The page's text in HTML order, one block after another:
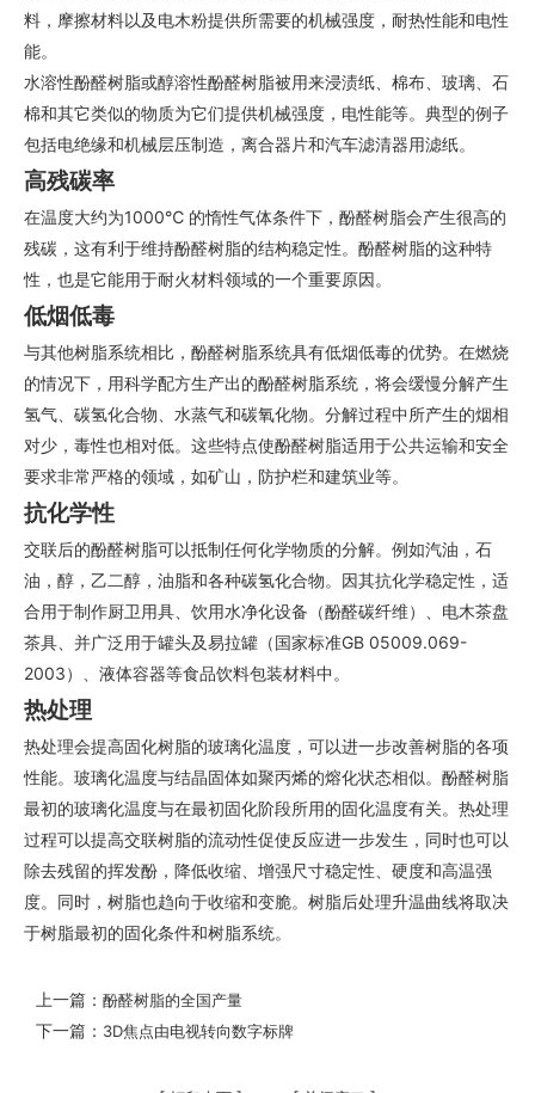
料，摩擦材料以及电木粉提供所需要的机械强度，耐热性能和电性
能。
水溶性酚醛树脂或醇溶性酚醛树脂被用来浸渍纸、棉布、玻璃、石
棉和其它类似的物质为它们提供机械强度，电性能等。典型的例子
包括电绝缘和机械层压制造，离合器片和汽车滤清器用滤纸。
高残碳率
在温度大约为1000℃ 的惰性气体条件下，酚醛树脂会产生很高的
残碳，这有利于维持酚醛树脂的结构稳定性。酚醛树脂的这种特
性，也是它能用于耐火材料领域的一个重要原因。
低烟低毒
与其他树脂系统相比，酚醛树脂系统具有低烟低毒的优势。在燃烧
的情况下，用科学配方生产出的酚醛树脂系统，将会缓慢分解产生
氢气、碳氢化合物、水蒸气和碳氧化物。分解过程中所产生的烟相
对少，毒性也相对低。这些特点使酚醛树脂适用于公共运输和安全
要求非常严格的领域，如矿山，防护栏和建筑业等。
抗化学性
交联后的酚醛树脂可以抵制任何化学物质的分解。例如汽油，石
油，醇，乙二醇，油脂和各种碳氢化合物。因其抗化学稳定性，适
合用于制作厨卫用具、饮用水净化设备（酚醛碳纤维）、电木茶盘
茶具、并广泛用于罐头及易拉罐（国家标准GB 05009.069-
2003）、液体容器等食品饮料包装材料中。
热处理
热处理会提高固化树脂的玻璃化温度，可以进一步改善树脂的各项
性能。玻璃化温度与结晶固体如聚丙烯的熔化状态相似。酚醛树脂
最初的玻璃化温度与在最初固化阶段所用的固化温度有关。热处理
过程可以提高交联树脂的流动性促使反应进一步发生，同时也可以
除去残留的挥发酚，降低收缩、增强尺寸稳定性、硬度和高温强
度。同时，树脂也趋向于收缩和变脆。树脂后处理升温曲线将取决
于树脂最初的固化条件和树脂系统。
上一篇： 酚醛树脂的全国产量
下一篇： 3D焦点由电视转向数字标牌